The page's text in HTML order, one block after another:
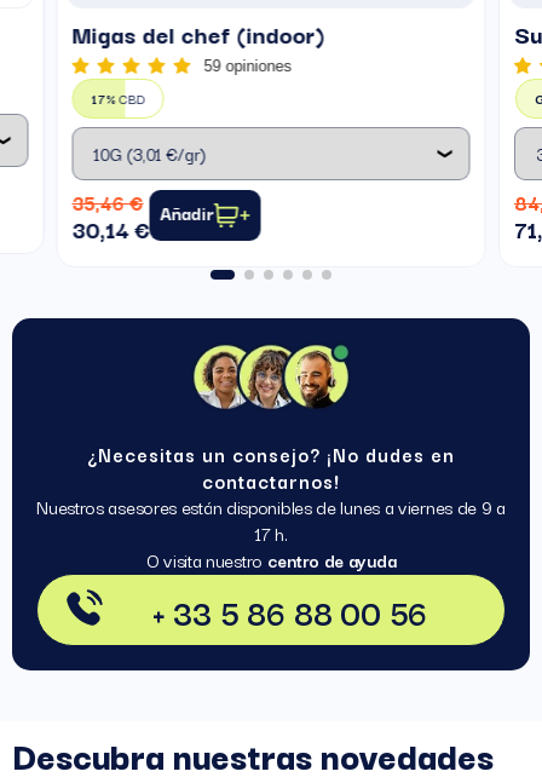
Migas del chef (indoor)
59 opiniones
17%CBD
35,46 €
30,14 € Añadir
¿Necesitas un consejo? ¡No dudes en
contactarnos!
Nuestros asesores están disponibles de lunes a viernes de 9 a
17 h.
O visita nuestro centro de ayuda
+ 33 5 86 88 00 56
Descubra nuestras novedades